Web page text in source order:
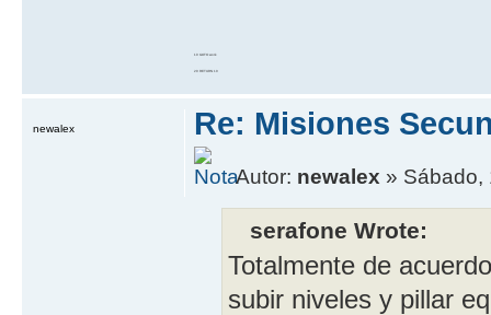
10 GOTO work
20 RETURN 10
Re: Misiones
Autor: newalex » Sábado,
serafone Wrote:
Totalmente de
subir niveles y pillar
newalex